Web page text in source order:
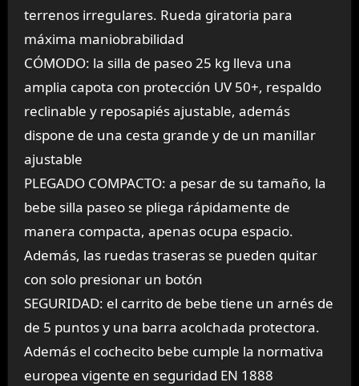
terrenos irregulares. Rueda giratoria para
máxima maniobrabilidad
CÓMODO: la silla de paseo 25 kg lleva una
amplia capota con protección UV 50+, respaldo
reclinable y reposapiés ajustable, además
dispone de una cesta grande y de un manillar
ajustable
PLEGADO COMPACTO: a pesar de su tamaño, la
bebe silla paseo se pliega rápidamente de
manera compacta, apenas ocupa espacio.
Además, las ruedas traseras se pueden quitar
con solo presionar un botón
SEGURIDAD: el carrito de bebe tiene un arnés de
de 5 puntos y una barra acolchada protectora.
Además el cochecito bebe cumple la normativa
europea vigente en seguridad EN 1888